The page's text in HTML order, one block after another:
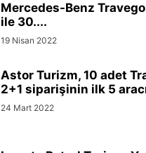
Mercedes-Benz Travego
ile 30....
19 Nisan 2022
Astor Turizm, 10 adet
2+1 siparişinin ilk 5
24 Mart 2022